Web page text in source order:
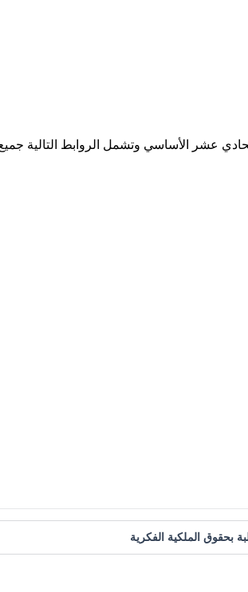
عشر الأساسي وتشمل الروابط التالية
بحقوق الملكية الفكرية